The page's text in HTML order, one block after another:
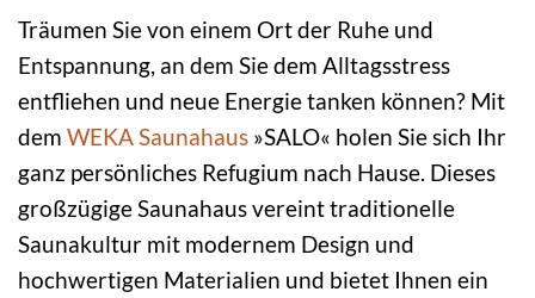
Träumen Sie von einem Ort der Ruhe und
Entspannung, an dem Sie dem Alltagsstress
entfliehen und neue Energie tanken können? Mit
dem WEKASaunahaus »SALO« holen Sie sich Ihr
ganz persönliches Refugium nach Hause. Dieses
großzügige Saunahaus vereint traditionelle
Saunakultur mit modernem Design und
hochwertigen Materialien und bietet Ihnen ein